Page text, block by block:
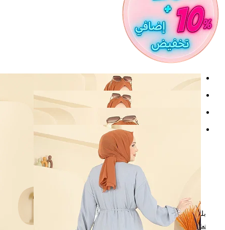
بلوز رمادي 2827SLK540
تعليقات (6)